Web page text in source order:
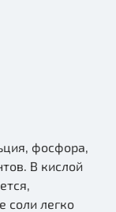
фосфора,
В кислой
соли легко